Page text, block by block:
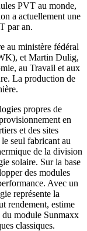
PVT au monde,
a actuellement une
par an.
au ministère fédéral
et Martin Dulig,
au Travail et aux
La production de
propres de
en
et des sites
seul fabricant au
de la division
solaire. Sur la base
des modules
Avec un
représente la
rendement, estime
module Sunmaxx
classiques.